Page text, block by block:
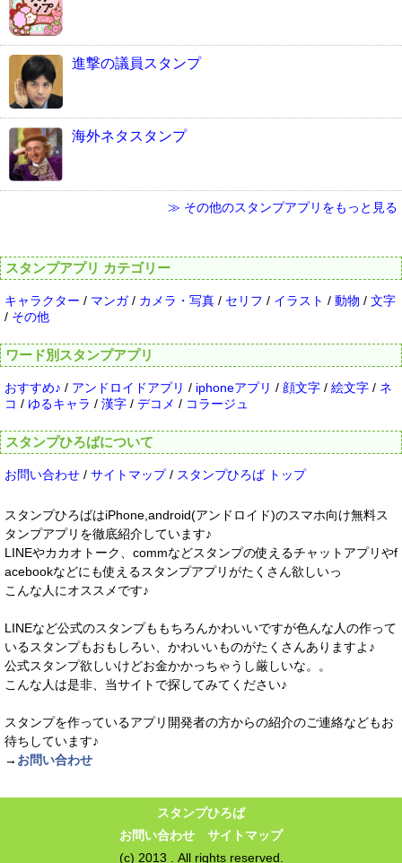
進撃の議員スタンプ
海外ネタスタンプ
≫ その他のスタンプアプリをもっと見る
スタンプアプリ カテゴリー
キャラクター / マンガ/ カメラ・写真 / セリフ / イラスト / 動物 / 文字
/ その他
ワード別スタンプアプリ
おすすめ♪ / アンドロイドアプリ / iphoneアプリ / 顔文字 / 絵文字 / ネ
コ / ゆるキャラ / 漢字 / デコメ / コラージュ
スタンプひろばについて
お問い合わせ / サイトマップ/ スタンプひろば トップ
スタンプひろばはiPhone,android(アンドロイド)のスマホ向け無料ス
タンプアプリを徹底紹介しています♪
LINEやカカオトーク、commなどスタンプの使えるチャットアプリやf
acebookなどにも使えるスタンプアプリがたくさん欲しいっ
こんな人にオススメです♪
LINEなど公式のスタンプももちろんかわいいですが色んな人の作って
いるスタンプもおもしろい、かわいいものがたくさんありますよ♪
公式スタンプ欲しいけどお金かかっちゃうし厳しいな。。
こんな人は是非、当サイトで探してみてください♪
スタンプを作っているアプリ開発者の方からの紹介のご連絡などもお
待ちしています♪
→ お問い合わせ
スタンプひろば
お問い合わせ
サイトマップ
(c) 2013 . All rights reserved.